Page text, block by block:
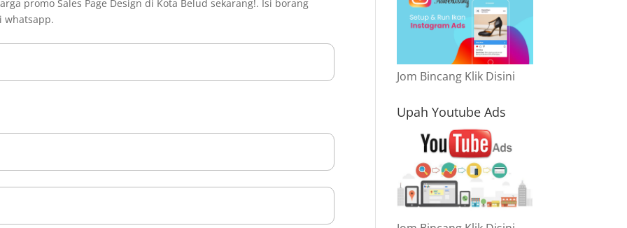
promo Sales Page Design di Kota Belud sekarang!. Isi borang
whatsapp.
Jom Bincang Klik Disini
Upah Youtube Ads